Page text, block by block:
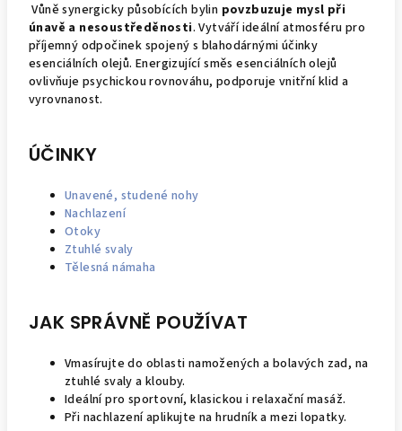
Vůně synergicky působících bylin povzbuzuje mysl při
únavě a nesoustředěnosti. Vytváří ideální atmosféru pro
příjemný odpočinek spojený s blahodárnými účinky
esenciálních olejů. Energizující směs esenciálních olejů
ovlivňuje psychickou rovnováhu, podporuje vnitřní klid a
vyrovnanost.
ÚČINKY
Unavené, studené nohy
Nachlazení
Otoky
Ztuhlé svaly
Tělesná námaha
JAK SPRÁVNĚ POUŽÍVAT
Vmasírujte do oblasti namožených a bolavých zad, na
ztuhlé svaly a klouby.
Ideální pro sportovní, klasickou i relaxační masáž.
Při nachlazení aplikujte na hrudník a mezi lopatky.